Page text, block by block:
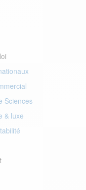
Sciences
& luxe